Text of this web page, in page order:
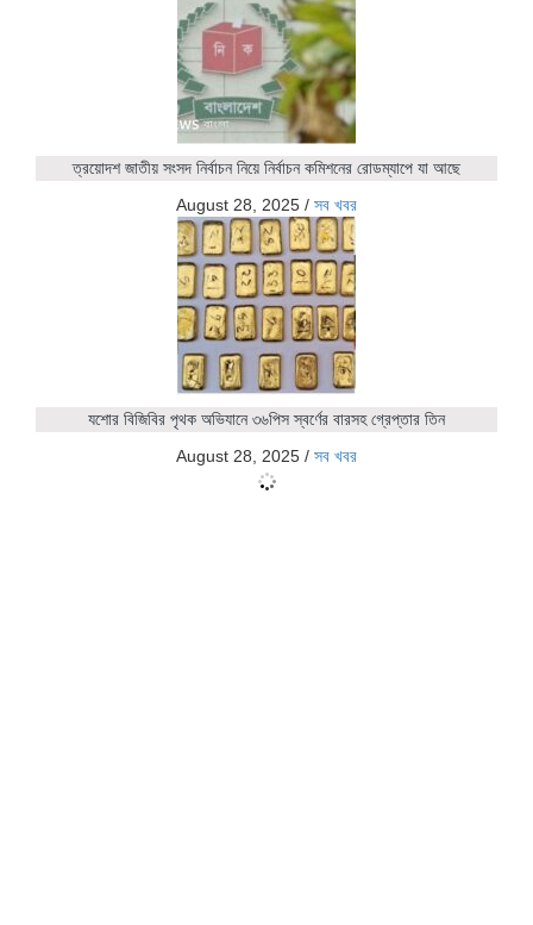
ত্রয়োদশ জাতীয় সংসদ নির্বাচন নিয়ে নির্বাচন কমিশনের রোডম্যাপে যা আছে
August 28, 2025 / সব খবর
যশোর বিজিবির পৃথক অভিযানে ৩৬পিস স্বর্ণের বারসহ গ্রেপ্তার তিন
August 28, 2025 / সব খবর